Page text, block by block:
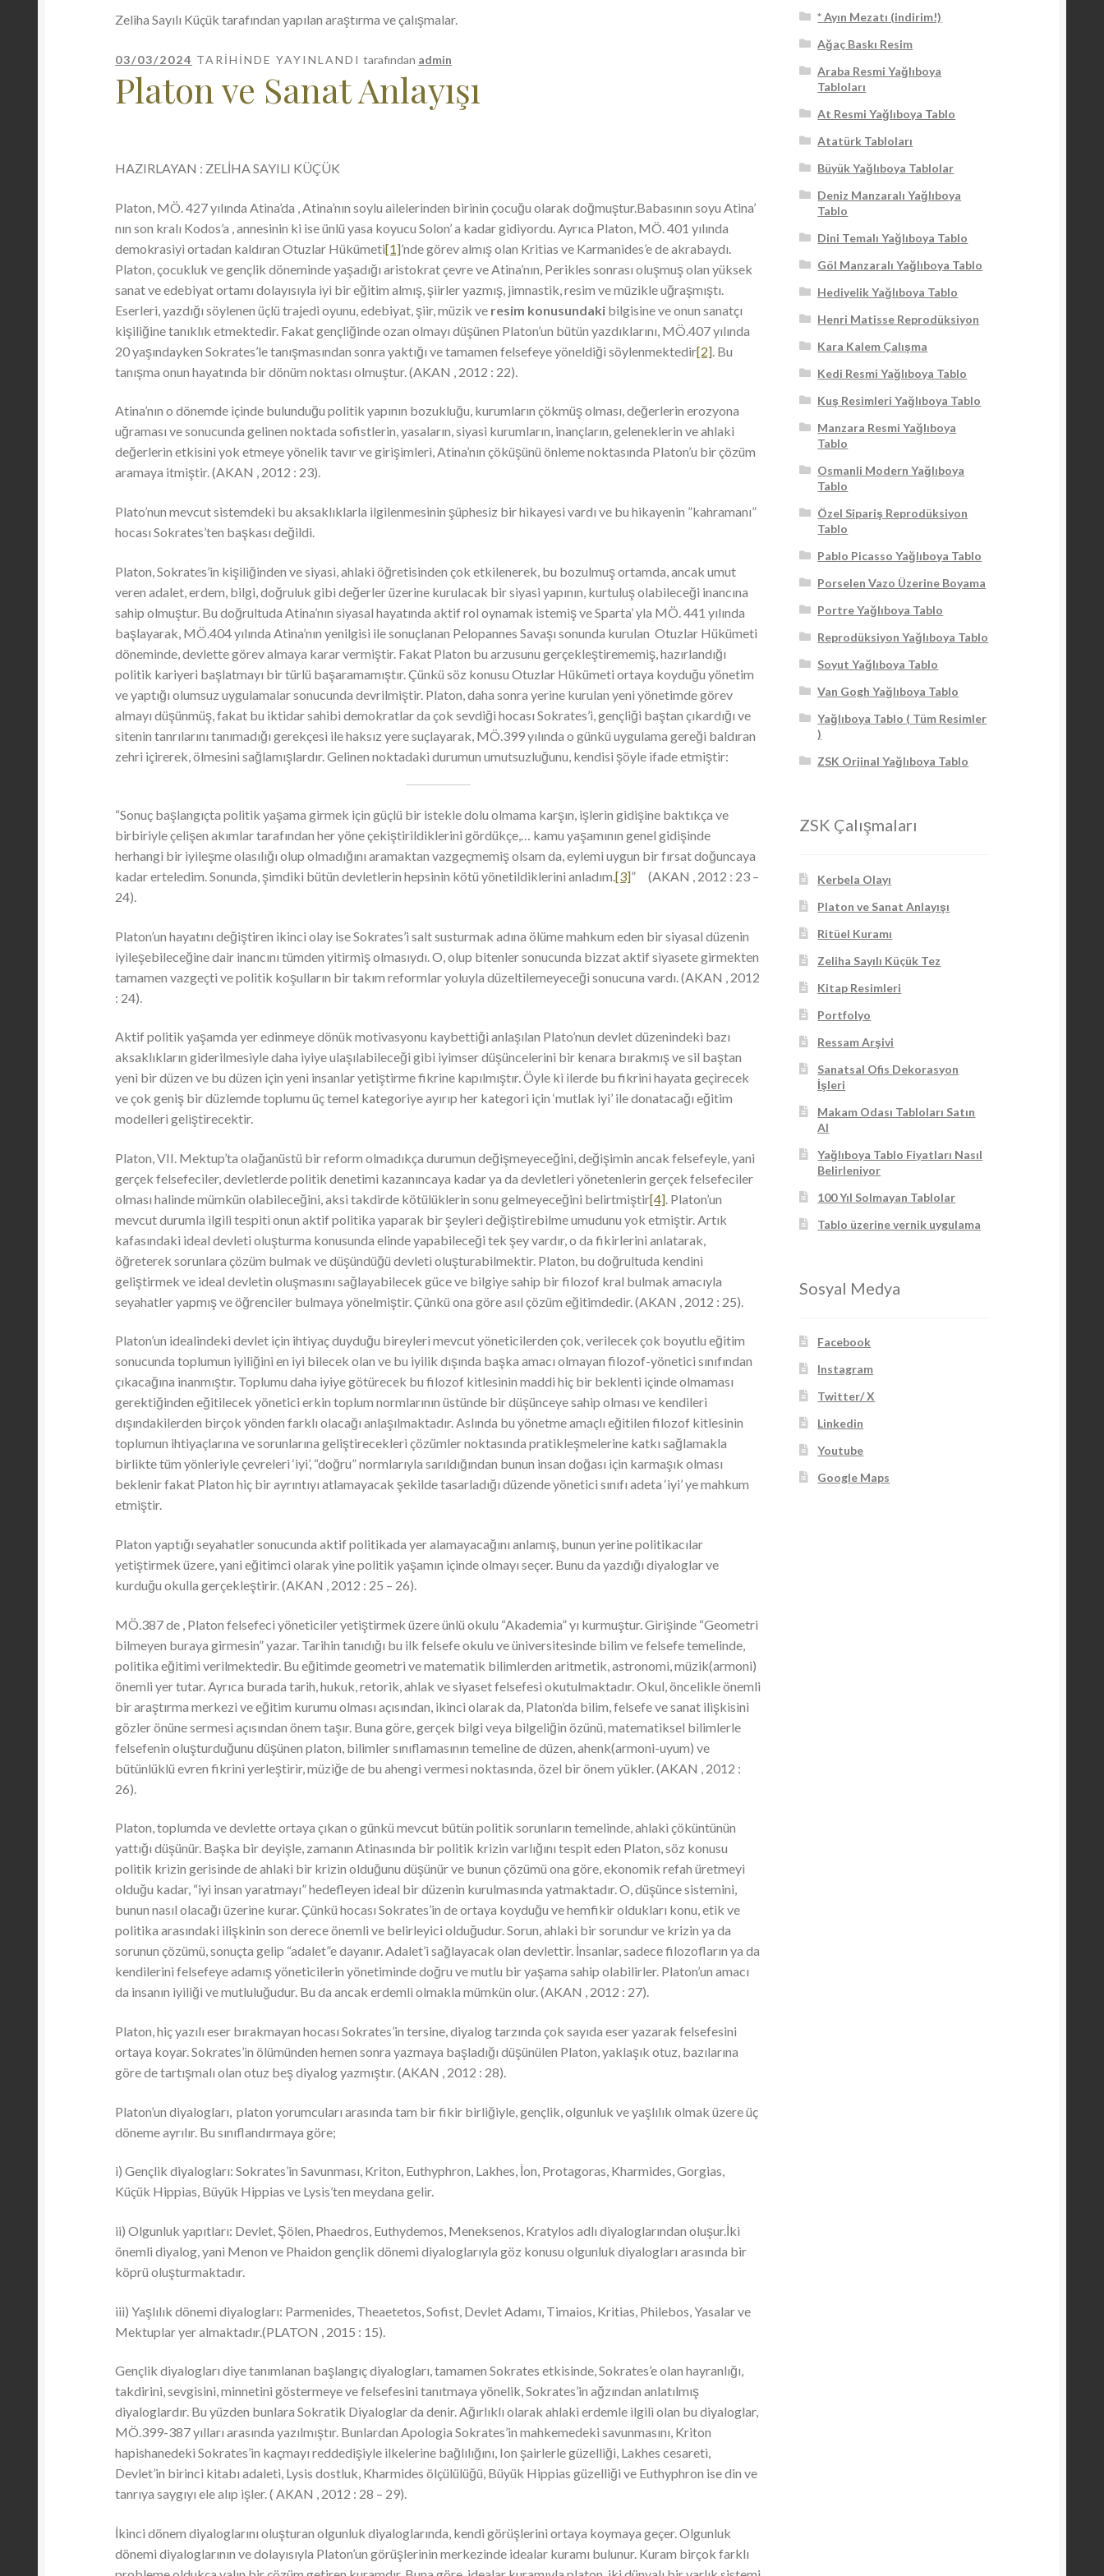
Zeliha Sayılı Küçük tarafından yapılan araştırma ve çalışmalar.
03/03/2024 TARIHINDE YAYINLANDI tarafından admin
Platon ve Sanat Anlayışı
HAZIRLAYAN : ZELİHA SAYILI KÜÇÜK
Platon, MÖ. 427 yılında Atina’da , Atina’nın soylu ailelerinden birinin çocuğu olarak doğmuştur.Babasının soyu Atina’
nın son kralı Kodos’a , annesinin ki ise ünlü yasa koyucu Solon’ a kadar gidiyordu. Ayrıca Platon, MÖ. 401 yılında
demokrasiyi ortadan kaldıran Otuzlar Hükümeti[1]’nde görev almış olan Kritias ve Karmanides’e de akrabaydı.
Platon, çocukluk ve gençlik döneminde yaşadığı aristokrat çevre ve Atina’nın, Perikles sonrası oluşmuş olan yüksek
sanat ve edebiyat ortamı dolayısıyla iyi bir eğitim almış, şiirler yazmış, jimnastik, resim ve müzikle uğraşmıştı.
Eserleri, yazdığı söylenen üçlü trajedi oyunu, edebiyat, şiir, müzik ve resim konusundaki bilgisine ve onun sanatçı
kişiliğine tanıklık etmektedir. Fakat gençliğinde ozan olmayı düşünen Platon’un bütün yazdıklarını, MÖ.407 yılında
20 yaşındayken Sokrates’le tanışmasından sonra yaktığı ve tamamen felsefeye yöneldiği söylenmektedir[2] . Bu
tanışma onun hayatında bir dönüm noktası olmuştur. (AKAN , 2012 : 22).
Atina’nın o dönemde içinde bulunduğu politik yapının bozukluğu, kurumların çökmüş olması, değerlerin erozyona
uğraması ve sonucunda gelinen noktada sofistlerin, yasaların, siyasi kurumların, inançların, geleneklerin ve ahlaki
değerlerin etkisini yok etmeye yönelik tavır ve girişimleri, Atina’nın çöküşünü önleme noktasında Platon’u bir çözüm
aramaya itmiştir. (AKAN , 2012 : 23).
Plato’nun mevcut sistemdeki bu aksaklıklarla ilgilenmesinin şüphesiz bir hikayesi vardı ve bu hikayenin ”kahramanı”
hocası Sokrates’ten başkası değildi.
Platon, Sokrates’in kişiliğinden ve siyasi, ahlaki öğretisinden çok etkilenerek, bu bozulmuş ortamda, ancak umut
veren adalet, erdem, bilgi, doğruluk gibi değerler üzerine kurulacak bir siyasi yapının, kurtuluş olabileceği inancına
sahip olmuştur. Bu doğrultuda Atina’nın siyasal hayatında aktif rol oynamak istemiş ve Sparta’ yla MÖ. 441 yılında
başlayarak, MÖ.404 yılında Atina’nın yenilgisi ile sonuçlanan Pelopannes Savaşı sonunda kurulan Otuzlar Hükümeti
döneminde, devlette görev almaya karar vermiştir. Fakat Platon bu arzusunu gerçekleştirememiş, hazırlandığı
politik kariyeri başlatmayı bir türlü başaramamıştır. Çünkü söz konusu Otuzlar Hükümeti ortaya koyduğu yönetim
ve yaptığı olumsuz uygulamalar sonucunda devrilmiştir. Platon, daha sonra yerine kurulan yeni yönetimde görev
almayı düşünmüş, fakat bu iktidar sahibi demokratlar da çok sevdiği hocası Sokrates’i, gençliği baştan çıkardığı ve
sitenin tanrılarını tanımadığı gerekçesi ile haksız yere suçlayarak, MÖ.399 yılında o günkü uygulama gereği baldıran
zehri içirerek, ölmesini sağlamışlardır. Gelinen noktadaki durumun umutsuzluğunu, kendisi şöyle ifade etmiştir:
“Sonuç başlangıçta politik yaşama girmek için güçlü bir istekle dolu olmama karşın, işlerin gidişine baktıkça ve
birbiriyle çelişen akımlar tarafından her yöne çekiştirildiklerini gördükçe,… kamu yaşamının genel gidişinde
herhangi bir iyileşme olasılığı olup olmadığını aramaktan vazgeçmemiş olsam da, eylemi uygun bir fırsat doğuncaya
kadar erteledim. Sonunda, şimdiki bütün devletlerin hepsinin kötü yönetildiklerini anladım.[3]” (AKAN , 2012 : 23 –
24).
Platon’un hayatını değiştiren ikinci olay ise Sokrates’i salt susturmak adına ölüme mahkum eden bir siyasal düzenin
iyileşebileceğine dair inancını tümden yitirmiş olmasıydı. O, olup bitenler sonucunda bizzat aktif siyasete girmekten
tamamen vazgeçti ve politik koşulların bir takım reformlar yoluyla düzeltilemeyeceği sonucuna vardı. (AKAN , 2012
: 24).
Aktif politik yaşamda yer edinmeye dönük motivasyonu kaybettiği anlaşılan Plato’nun devlet düzenindeki bazı
aksaklıkların giderilmesiyle daha iyiye ulaşılabileceği gibi iyimser düşüncelerini bir kenara bırakmış ve sil baştan
yeni bir düzen ve bu düzen için yeni insanlar yetiştirme fikrine kapılmıştır. Öyle ki ilerde bu fikrini hayata geçirecek
ve çok geniş bir düzlemde toplumu üç temel kategoriye ayırıp her kategori için ‘mutlak iyi’ ile donatacağı eğitim
modelleri geliştirecektir.
Platon, VII. Mektup’ta olağanüstü bir reform olmadıkça durumun değişmeyeceğini, değişimin ancak felsefeyle, yani
gerçek felsefeciler, devletlerde politik denetimi kazanıncaya kadar ya da devletleri yönetenlerin gerçek felsefeciler
olması halinde mümkün olabileceğini, aksi takdirde kötülüklerin sonu gelmeyeceğini belirtmiştir[4]. Platon’un
mevcut durumla ilgili tespiti onun aktif politika yaparak bir şeyleri değiştirebilme umudunu yok etmiştir. Artık
kafasındaki ideal devleti oluşturma konusunda elinde yapabileceği tek şey vardır, o da fikirlerini anlatarak,
öğreterek sorunlara çözüm bulmak ve düşündüğü devleti oluşturabilmektir. Platon, bu doğrultuda kendini
geliştirmek ve ideal devletin oluşmasını sağlayabilecek güce ve bilgiye sahip bir filozof kral bulmak amacıyla
seyahatler yapmış ve öğrenciler bulmaya yönelmiştir. Çünkü ona göre asıl çözüm eğitimdedir. (AKAN , 2012 : 25).
Platon’un idealindeki devlet için ihtiyaç duyduğu bireyleri mevcut yöneticilerden çok, verilecek çok boyutlu eğitim
sonucunda toplumun iyiliğini en iyi bilecek olan ve bu iyilik dışında başka amacı olmayan filozof-yönetici sınıfından
çıkacağına inanmıştır. Toplumu daha iyiye götürecek bu filozof kitlesinin maddi hiç bir beklenti içinde olmaması
gerektiğinden eğitilecek yönetici erkin toplum normlarının üstünde bir düşünceye sahip olması ve kendileri
dışındakilerden birçok yönden farklı olacağı anlaşılmaktadır. Aslında bu yönetme amaçlı eğitilen filozof kitlesinin
toplumun ihtiyaçlarına ve sorunlarına geliştirecekleri çözümler noktasında pratikleşmelerine katkı sağlamakla
birlikte tüm yönleriyle çevreleri ‘iyi’, “doğru” normlarıyla sarıldığından bunun insan doğası için karmaşık olması
beklenir fakat Platon hiç bir ayrıntıyı atlamayacak şekilde tasarladığı düzende yönetici sınıfı adeta ‘iyi’ ye mahkum
etmiştir.
Platon yaptığı seyahatler sonucunda aktif politikada yer alamayacağını anlamış, bunun yerine politikacılar
yetiştirmek üzere, yani eğitimci olarak yine politik yaşamın içinde olmayı seçer. Bunu da yazdığı diyaloglar ve
kurduğu okulla gerçekleştirir. (AKAN , 2012 : 25 – 26).
MÖ.387 de , Platon felsefeci yöneticiler yetiştirmek üzere ünlü okulu “Akademia” yı kurmuştur. Girişinde “Geometri
bilmeyen buraya girmesin” yazar. Tarihin tanıdığı bu ilk felsefe okulu ve üniversitesinde bilim ve felsefe temelinde,
politika eğitimi verilmektedir. Bu eğitimde geometri ve matematik bilimlerden aritmetik, astronomi, müzik(armoni)
önemli yer tutar. Ayrıca burada tarih, hukuk, retorik, ahlak ve siyaset felsefesi okutulmaktadır. Okul, öncelikle önemli
bir araştırma merkezi ve eğitim kurumu olması açısından, ikinci olarak da, Platon’da bilim, felsefe ve sanat ilişkisini
gözler önüne sermesi açısından önem taşır. Buna göre, gerçek bilgi veya bilgeliğin özünü, matematiksel bilimlerle
felsefenin oluşturduğunu düşünen platon, bilimler sınıflamasının temeline de düzen, ahenk(armoni-uyum) ve
bütünlüklü evren fikrini yerleştirir, müziğe de bu ahengi vermesi noktasında, özel bir önem yükler. (AKAN , 2012 :
26).
Platon, toplumda ve devlette ortaya çıkan o günkü mevcut bütün politik sorunların temelinde, ahlaki çöküntünün
yattığı düşünür. Başka bir deyişle, zamanın Atinasında bir politik krizin varlığını tespit eden Platon, söz konusu
politik krizin gerisinde de ahlaki bir krizin olduğunu düşünür ve bunun çözümü ona göre, ekonomik refah üretmeyi
olduğu kadar, “iyi insan yaratmayı” hedefleyen ideal bir düzenin kurulmasında yatmaktadır. O, düşünce sistemini,
bunun nasıl olacağı üzerine kurar. Çünkü hocası Sokrates’in de ortaya koyduğu ve hemfikir oldukları konu, etik ve
politika arasındaki ilişkinin son derece önemli ve belirleyici olduğudur. Sorun, ahlaki bir sorundur ve krizin ya da
sorunun çözümü, sonuçta gelip “adalet”e dayanır. Adalet’i sağlayacak olan devlettir. İnsanlar, sadece filozofların ya da
kendilerini felsefeye adamış yöneticilerin yönetiminde doğru ve mutlu bir yaşama sahip olabilirler. Platon’un amacı
da insanın iyiliği ve mutluluğudur. Bu da ancak erdemli olmakla mümkün olur. (AKAN , 2012 : 27).
Platon, hiç yazılı eser bırakmayan hocası Sokrates’in tersine, diyalog tarzında çok sayıda eser yazarak felsefesini
ortaya koyar. Sokrates’in ölümünden hemen sonra yazmaya başladığı düşünülen Platon, yaklaşık otuz, bazılarına
göre de tartışmalı olan otuz beş diyalog yazmıştır. (AKAN , 2012 : 28).
Platon’un diyalogları, platon yorumcuları arasında tam bir fikir birliğiyle, gençlik, olgunluk ve yaşlılık olmak üzere üç
döneme ayrılır. Bu sınıflandırmaya göre;
i) Gençlik diyalogları: Sokrates’in Savunması, Kriton, Euthyphron, Lakhes, İon, Protagoras, Kharmides, Gorgias,
Küçük Hippias, Büyük Hippias ve Lysis’ten meydana gelir.
ii) Olgunluk yapıtları: Devlet, Şölen, Phaedros, Euthydemos, Meneksenos, Kratylos adlı diyaloglarından oluşur.İki
önemli diyalog, yani Menon ve Phaidon gençlik dönemi diyaloglarıyla göz konusu olgunluk diyalogları arasında bir
köprü oluşturmaktadır.
iii) Yaşlılık dönemi diyalogları: Parmenides, Theaetetos, Sofist, Devlet Adamı, Timaios, Kritias, Philebos, Yasalar ve
Mektuplar yer almaktadır.(PLATON , 2015 : 15).
Gençlik diyalogları diye tanımlanan başlangıç diyalogları, tamamen Sokrates etkisinde, Sokrates’e olan hayranlığı,
takdirini, sevgisini, minnetini göstermeye ve felsefesini tanıtmaya yönelik, Sokrates’in ağzından anlatılmış
diyaloglardır. Bu yüzden bunlara Sokratik Diyaloglar da denir. Ağırlıklı olarak ahlaki erdemle ilgili olan bu diyaloglar,
MÖ.399-387 yılları arasında yazılmıştır. Bunlardan Apologia Sokrates’in mahkemedeki savunmasını, Kriton
hapishanedeki Sokrates’in kaçmayı reddedişiyle ilkelerine bağlılığını, Ion şairlerle güzelliği, Lakhes cesareti,
Devlet’in birinci kitabı adaleti, Lysis dostluk, Kharmides ölçülülüğü, Büyük Hippias güzelliği ve Euthyphron ise din ve
tanrıya saygıyı ele alıp işler. ( AKAN , 2012 : 28 – 29).
İkinci dönem diyaloglarını oluşturan olgunluk diyaloglarında, kendi görüşlerini ortaya koymaya geçer. Olgunluk
dönemi diyaloglarının ve dolayısıyla Platon’un görüşlerinin merkezinde idealar kuramı bulunur. Kuram birçok farklı
* Ayın Mezatı (indirim!)
Ağaç Baskı Resim
Araba Resmi Yağlıboya
Tabloları
At Resmi Yağlıboya Tablo
Atatürk Tabloları
Büyük Yağlıboya Tablolar
Deniz Manzaralı Yağlıboya
Tablo
Dini Temalı Yağlıboya Tablo
Göl Manzaralı Yağlıboya Tablo
Hediyelik Yağlıboya Tablo
Henri Matisse Reprodüksiyon
Kara Kalem Çalışma
Kedi Resmi Yağlıboya Tablo
Kuş Resimleri Yağlıboya Tablo
Manzara Resmi Yağlıboya
Tablo
Osmanli Modern Yağlıboya
Tablo
Özel Sipariş Reprodüksiyon
Tablo
Pablo Picasso Yağlıboya Tablo
Porselen Vazo Üzerine Boyama
Portre Yağlıboya Tablo
Reprodüksiyon Yağlıboya Tablo
Soyut Yağlıboya Tablo
Van Gogh Yağlıboya Tablo
Yağlıboya Tablo ( Tüm Resimler
)
ZSK Orjinal Yağlıboya Tablo
ZSK Çalışmaları
Kerbela Olayı
Platon ve Sanat Anlayışı
Ritüel Kuramı
Zeliha Sayılı Küçük Tez
Kitap Resimleri
Portfolyo
Ressam Arşivi
Sanatsal Ofis Dekorasyon
İşleri
Makam Odası Tabloları Satın
Al
Yağlıboya Tablo Fiyatları Nasıl
Belirleniyor
100 Yıl Solmayan Tablolar
Tablo üzerine vernik uygulama
Sosyal Medya
Facebook
Instagram
Twitter/ X
Linkedin
Youtube
Google Maps